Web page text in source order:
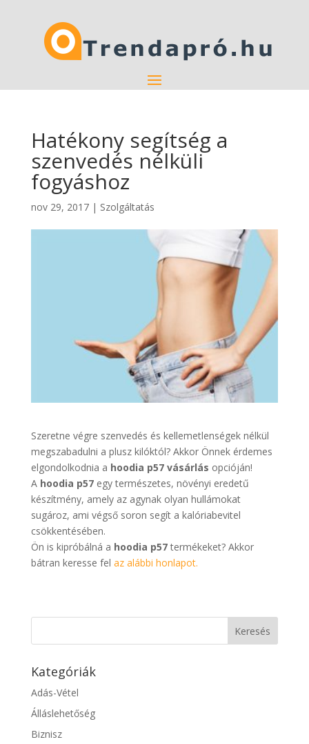
Hatékony segítség a
szenvedés nélküli
fogyáshoz
nov 29, 2017| Szolgáltatás
Szeretne végre szenvedés és kellemetlenségek nélkül
megszabadulni a plusz kilóktól? Akkor Önnek érdemes
elgondolkodnia a hoodia p57 vásárlás opcióján!
A hoodia p57egy természetes, növényi eredetű
készítmény, amely az agynak olyan hullámokat
sugároz, ami végső soron segít a kalóriabevitel
csökkentésében.
Ön is kipróbálná a hoodia p57termékeket? Akkor
bátran keresse fel az alábbi honlapot.
Kategóriák
Adás-Vétel
Álláslehetőség
Biznisz